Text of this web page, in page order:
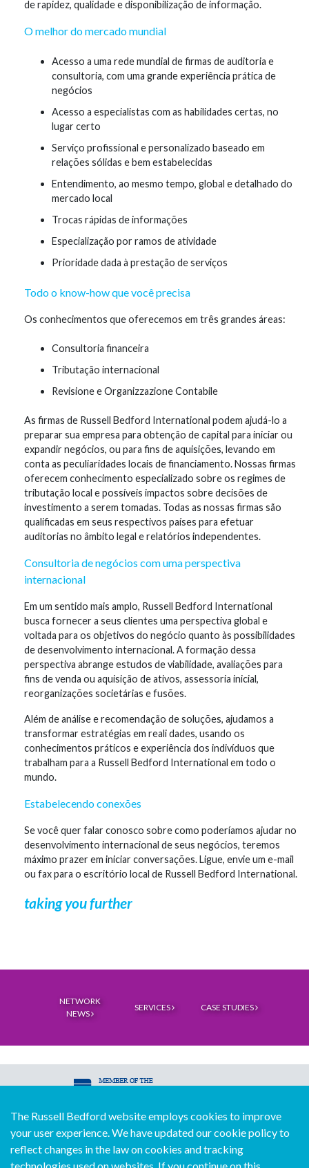
de rapidez, qualidade e disponibilização de informação.
O melhor do mercado mundial
Acesso a uma rede mundial de firmas de auditoria e
consultoria, com uma grande experiência prática de
negócios
Acesso a especialistas com as habilidades certas, no
lugar certo
Serviço profissional e personalizado baseado em
relações sólidas e bem estabelecidas
Entendimento, ao mesmo tempo, global e detalhado do
mercado local
Trocas rápidas de informações
Especialização por ramos de atividade
Prioridade dada à prestação de serviços
Todo o know-how que você precisa
Os conhecimentos que oferecemos em três grandes áreas:
Consultoria financeira
Tributação internacional
Revisione e Organizzazione Contabile
As firmas de Russell Bedford International podem ajudá-lo a
preparar sua empresa para obtenção de capital para iniciar ou
expandir negócios, ou para fins de aquisições, levando em
conta as peculiaridades locais de financiamento. Nossas firmas
oferecem conhecimento especializado sobre os regimes de
tributação local e possíveis impactos sobre decisões de
investimento a serem tomadas. Todas as nossas firmas são
qualificadas em seus respectivos países para efetuar
auditorias no âmbito legal e relatórios independentes.
Consultoria de negócios com uma perspectiva
internacional
Em um sentido mais amplo, Russell Bedford International
busca fornecer a seus clientes uma perspectiva global e
voltada para os objetivos do negócio quanto às possibilidades
de desenvolvimento internacional. A formação dessa
perspectiva abrange estudos de viabilidade, avaliações para
fins de venda ou aquisição de ativos, assessoria inicial,
reorganizações societárias e fusões.
Além de análise e recomendação de soluções, ajudamos a
transformar estratégias em reali dades, usando os
conhecimentos práticos e experiência dos indivíduos que
trabalham para a Russell Bedford International em todo o
mundo.
Estabelecendo conexões
Se você quer falar conosco sobre como poderíamos ajudar no
desenvolvimento internacional de seus negócios, teremos
máximo prazer em iniciar conversações. Ligue, envie um e-mail
ou fax para o escritório local de Russell Bedford International.
taking you further
NETWORK
NEWS
SERVICES CASE STUDIES
© Copyright Russell Bedford International 2026
Download our mobile directory app
The Russell Bedford website employs cookies to improve
your user experience. We have updated our cookie policy to
reflect changes in the law on cookies and tracking